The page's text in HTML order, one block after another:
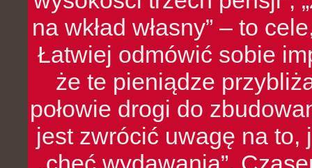
na wkład własny” – to
Łatwiej odmówić sobie
że te pieniądze
połowie drogi do
jest zwrócić uwagę na to,